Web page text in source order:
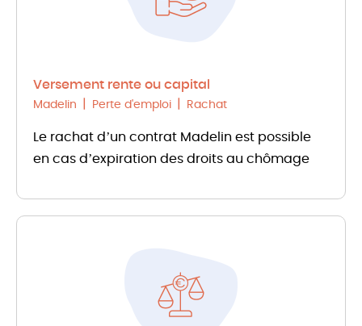
Versement rente ou capital
Madelin Perte d'emploi Rachat
Le rachat d’un contrat Madelin est possible
en cas d’expiration des droits au chômage